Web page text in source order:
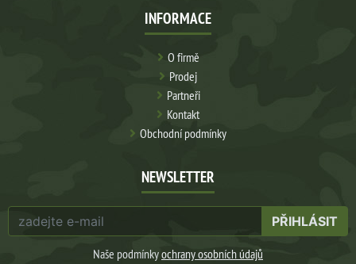
INFORMACE
O firmě
Prodej
Partneři
Kontakt
Obchodní podmínky
NEWSLETTER
PŘIHLÁSIT
Naše podmínkyochrany osobních údajů